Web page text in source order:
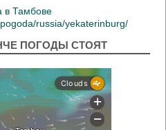
в Тамбове
russia/yekaterinburg/
ПОГОДЫ СТОЯТ